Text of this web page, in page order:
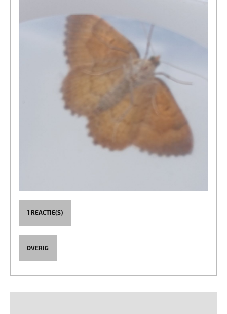
1 REACTIE(S)
OVERIG